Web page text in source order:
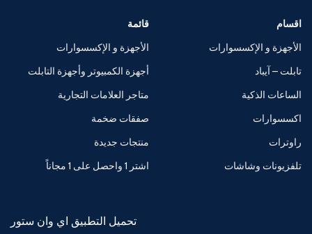
اقسام
الأجهزة و الإكسسوارات
تابلت – آيباد
الساعات الذكية
اكسسوارات
راوترات
تلفزيونات وشاشات
قائمة
الأجهزة و الإكسسوارات
أجهزة الكمبيوتر وأجهزة التابلت
متاجر العلامات التجارية
صفقات ضخمة
منتجات جديدة
اشتر 1 واحصل على 1 مجاناً
تحميل التطبيق اي وان ستور